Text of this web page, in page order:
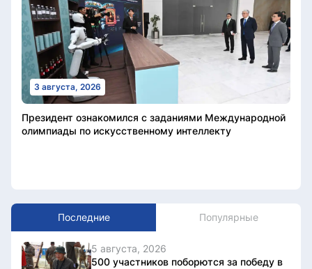
3 августа, 2026
Президент ознакомился с заданиями Международной
олимпиады по искусственному интеллекту
Последние Популярные
5 августа, 2026
500 участников поборются за победу в